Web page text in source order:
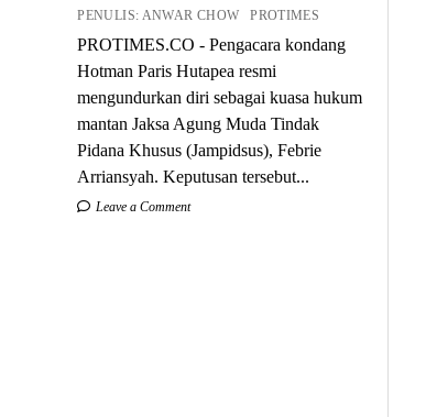
PENULIS: ANWAR CHOW PROTIMES
PROTIMES.CO - Pengacara kondang
Hotman Paris Hutapea resmi
mengundurkan diri sebagai kuasa hukum
mantan Jaksa Agung Muda Tindak
Pidana Khusus (Jampidsus), Febrie
Arriansyah. Keputusan tersebut...
Leave a Comment